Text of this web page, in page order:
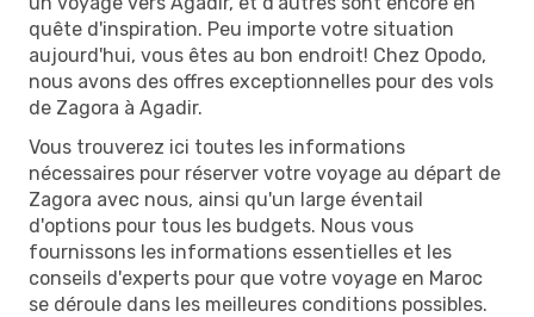
quête d'inspiration. Peu importe votre situation
aujourd'hui, vous êtes au bon endroit! Chez Opodo,
nous avons des offres exceptionnelles pour des vols
de Zagora à Agadir.
Vous trouverez ici toutes les informations
nécessaires pour réserver votre voyage au départ de
Zagora avec nous, ainsi qu'un large éventail
d'options pour tous les budgets. Nous vous
fournissons les informations essentielles et les
conseils d'experts pour que votre voyage en Maroc
se déroule dans les meilleures conditions possibles.